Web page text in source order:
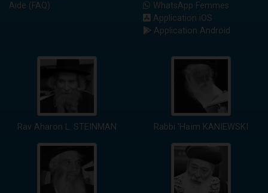
Aide (FAQ)
WhatsApp Femmes
Application iOS
Application Android
Rav Aharon L. STEINMAN Rabbi 'Haïm KANIEWSKI